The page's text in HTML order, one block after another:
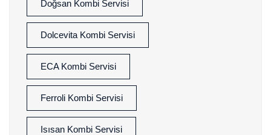
Doğsan Kombi Servisi
Dolcevita Kombi Servisi
ECA Kombi Servisi
Ferroli Kombi Servisi
Isısan Kombi Servisi